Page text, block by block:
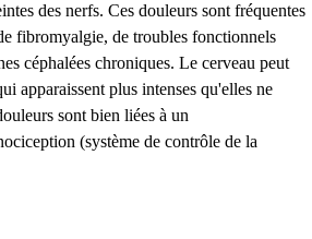
des nerfs. Ces douleurs sont fréquentes
fibromyalgie, de troubles fonctionnels
céphalées chroniques. Le cerveau peut
apparaissent plus intenses qu'elles ne
sont bien liées à un
(système de contrôle de la